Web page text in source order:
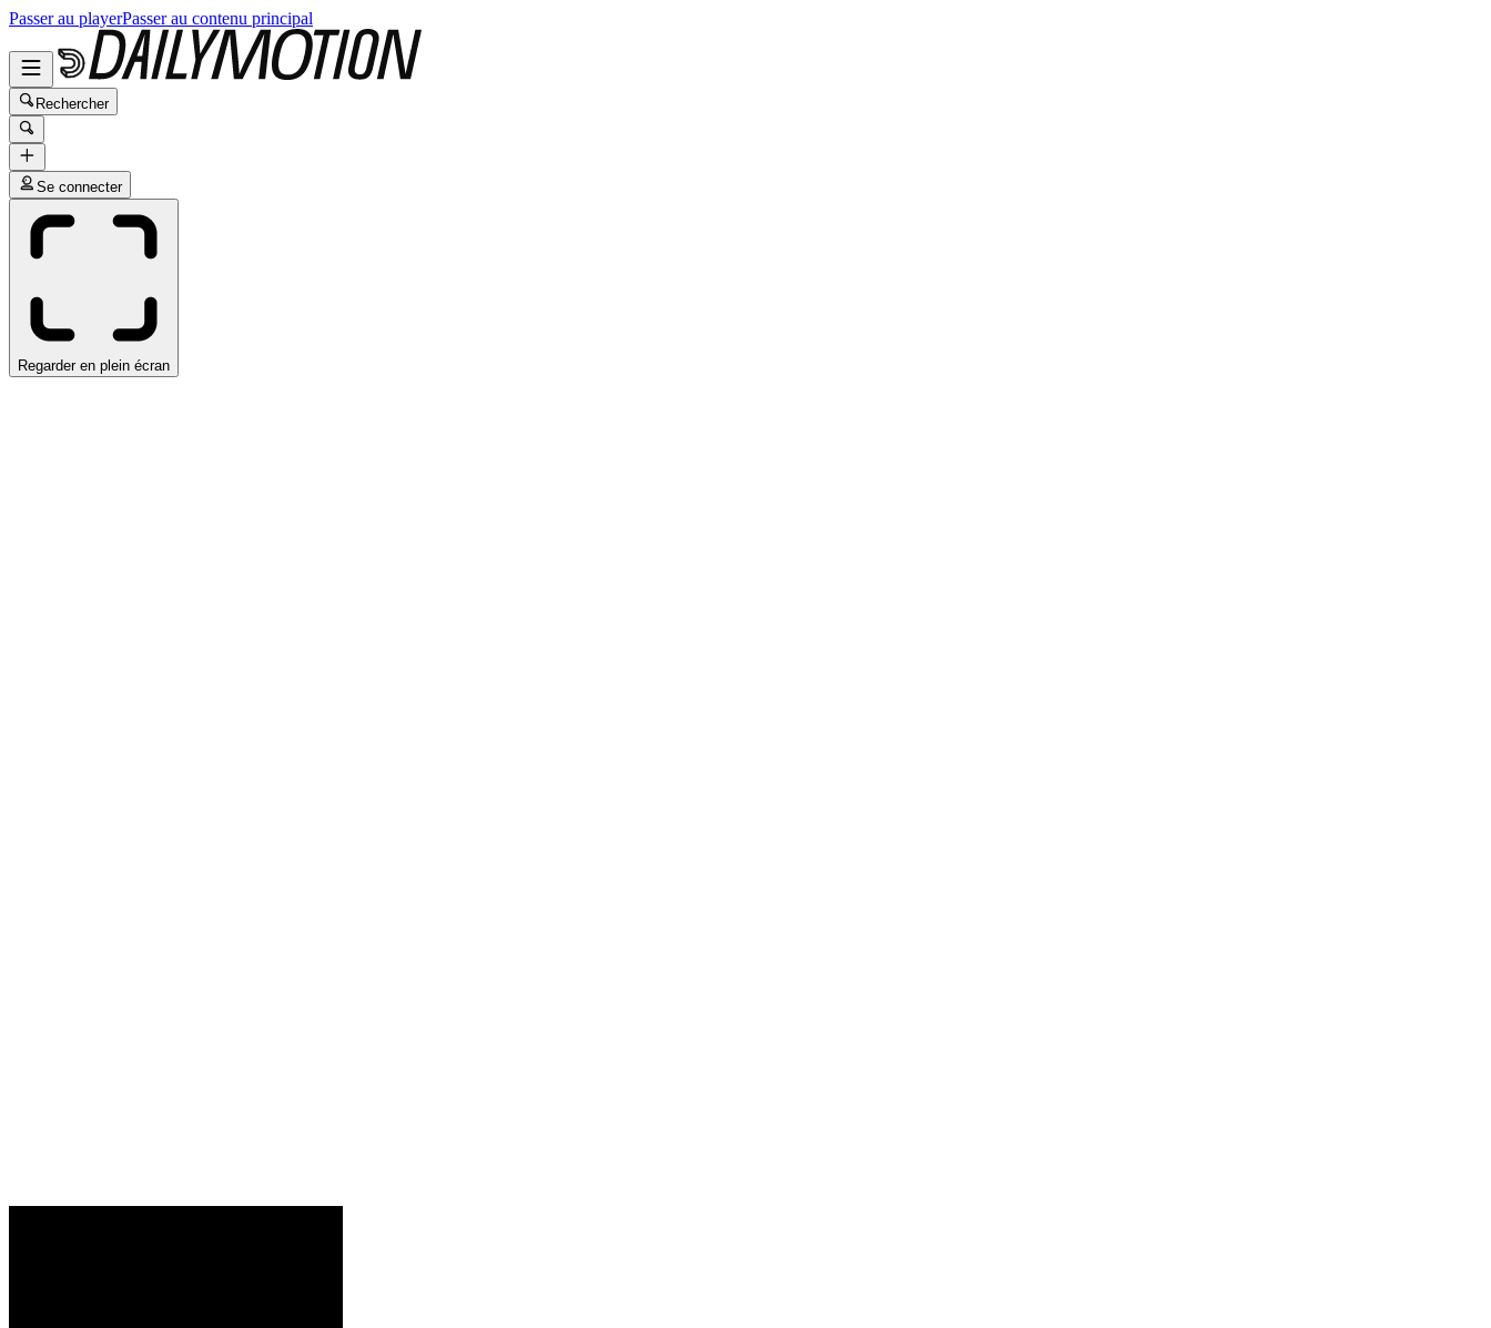
Passer au playerPasser au contenu principal
Rechercher
Se connecter
Regarder en plein écran